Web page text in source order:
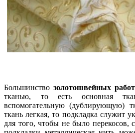
Большинствозолотошвейных работ
тканью, то есть основная
вспомогательную (дублирующую)
ткань легкая, то подкладка служит
для того, чтобы не было перекосов,